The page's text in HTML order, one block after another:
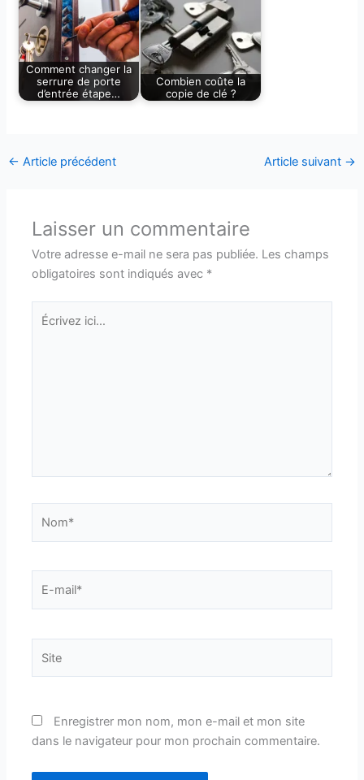
Comment changer la
serrure de porte
d’entrée étape…
Combien coûte la
copie de clé ?
← Article précédent Article suivant →
Laisser un commentaire
Votre adresse e-mail ne sera pas publiée. Les champs
obligatoires sont indiqués avec *
Écrivez
ici…
mail*
Enregistrer mon nom, mon e-mail et mon site
dans le navigateur pour mon prochain commentaire.